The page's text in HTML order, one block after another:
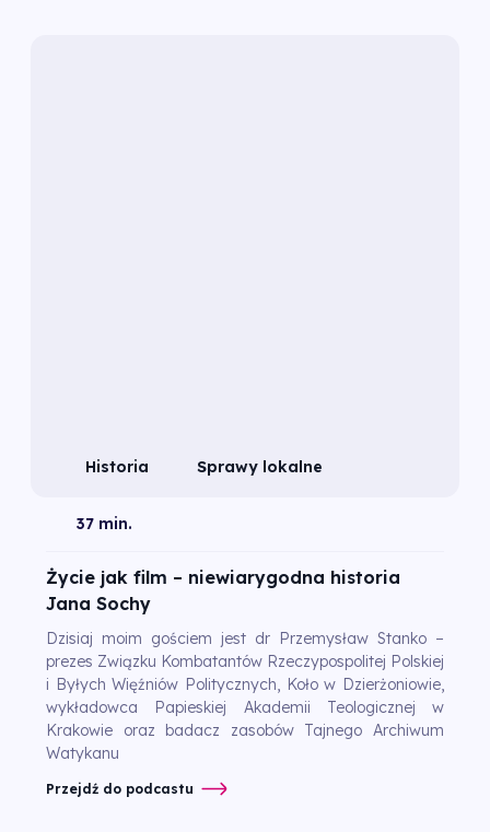
Historia Sprawy lokalne
37 min.
Życie jak film – niewiarygodna historia
Jana Sochy
Dzisiaj moim gościem jest dr Przemysław Stanko –
prezes Związku Kombatantów Rzeczypospolitej Polskiej
i Byłych Więźniów Politycznych, Koło w Dzierżoniowie,
wykładowca Papieskiej Akademii Teologicznej w
Krakowie oraz badacz zasobów Tajnego Archiwum
Watykanu
Przejdź do podcastu